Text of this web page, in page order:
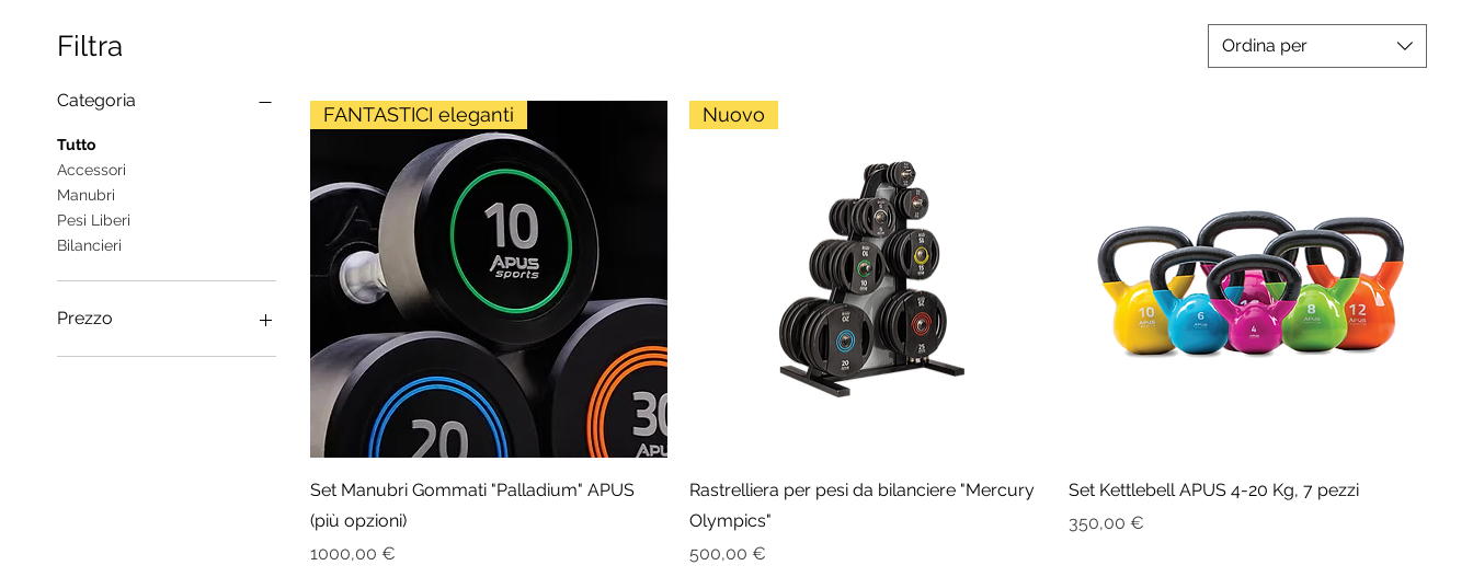
Filtra
Categoria
Tutto
Accessori
Manubri
Pesi Liberi
Bilancieri
Prezzo
Ordina per
FANTASTICI eleganti
Set Manubri Gommati "Palladium" APUS
(più opzioni)
Prezzo
1000,00 €
Nuovo
Rastrelliera per pesi da bilanciere "Mercury
Olympics"
Prezzo
500,00 €
Set Kettlebell APUS 4-20 Kg, 7 pezzi
Prezzo
350,00 €